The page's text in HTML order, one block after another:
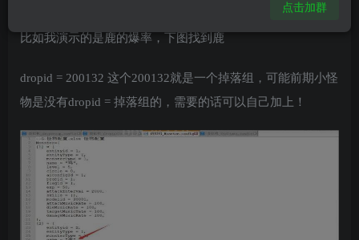
比如我演示的是鹿的爆率，下图找到鹿
dropid = 200132 这个200132就是一个掉落组，可能前期小怪
物是没有dropid = 掉落组的，需要的话可以自己加上！
点击加群